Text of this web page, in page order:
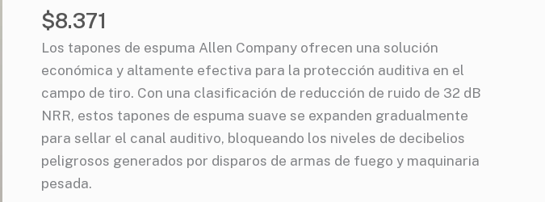
$8.371
Los tapones de espuma Allen Company ofrecen una solución
económica y altamente efectiva para la protección auditiva en el
campo de tiro. Con una clasificación de reducción de ruido de 32 dB
NRR, estos tapones de espuma suave se expanden gradualmente
para sellar el canal auditivo, bloqueando los niveles de decibelios
peligrosos generados por disparos de armas de fuego y maquinaria
pesada.
espuma
Allen
cantidad